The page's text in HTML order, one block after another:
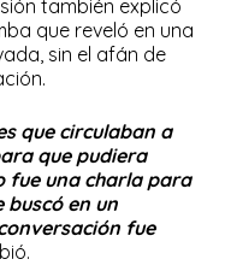
también explicó
que reveló en una
sin el afán de
que circulaban a
que pudiera
fue una charla para
en un
fue